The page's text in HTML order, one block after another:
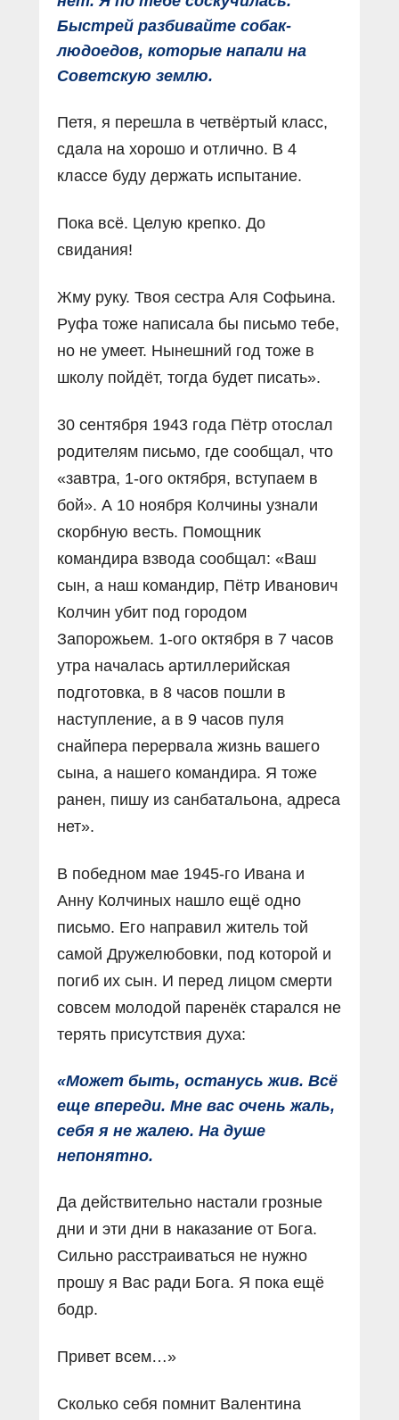
Быстрей разбивайте собак-
людоедов, которые напали на
Советскую землю.
Петя, я перешла в четвёртый класс,
сдала на хорошо и отлично. В 4
классе буду держать испытание.
Пока всё. Целую крепко. До
свидания!
Жму руку. Твоя сестра Аля Софьина.
Руфа тоже написала бы письмо тебе,
но не умеет. Нынешний год тоже в
школу пойдёт, тогда будет писать».
30 сентября 1943 года Пётр отослал
родителям письмо, где сообщал, что
«завтра, 1-ого октября, вступаем в
бой». А 10 ноября Колчины узнали
скорбную весть. Помощник
командира взвода сообщал: «Ваш
сын, а наш командир, Пётр Иванович
Колчин убит под городом
Запорожьем. 1-ого октября в 7 часов
утра началась артиллерийская
подготовка, в 8 часов пошли в
наступление, а в 9 часов пуля
снайпера перервала жизнь вашего
сына, а нашего командира. Я тоже
ранен, пишу из санбатальона, адреса
нет».
В победном мае 1945-го Ивана и
Анну Колчиных нашло ещё одно
письмо. Его направил житель той
самой Дружелюбовки, под которой и
погиб их сын. И перед лицом смерти
совсем молодой паренёк старался не
терять присутствия духа:
«Может быть, останусь жив. Всё
еще впереди. Мне вас очень жаль,
себя я не жалею. На душе
непонятно.
Да действительно настали грозные
дни и эти дни в наказание от Бога.
Сильно расстраиваться не нужно
прошу я Вас ради Бога. Я пока ещё
бодр.
Привет всем…»
Сколько себя помнит Валентина